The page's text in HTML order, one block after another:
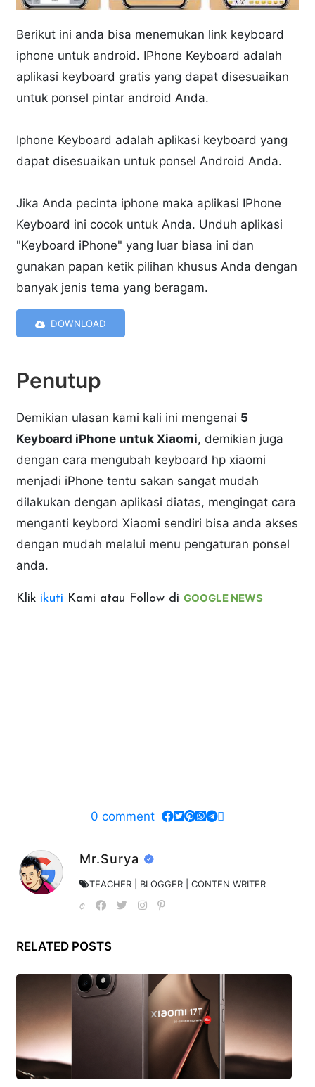
Berikut ini anda bisa menemukan link keyboard
iphone untuk android. IPhone Keyboard adalah
aplikasi keyboard gratis yang dapat disesuaikan
untuk ponsel pintar android Anda.
Iphone Keyboard adalah aplikasi keyboard yang
dapat disesuaikan untuk ponsel Android Anda.
Jika Anda pecinta iphone maka aplikasi IPhone
Keyboard ini cocok untuk Anda. Unduh aplikasi
"Keyboard iPhone" yang luar biasa ini dan
gunakan papan ketik pilihan khusus Anda dengan
banyak jenis tema yang beragam.
DOWNLOAD
Penutup
Demikian ulasan kami kali ini mengenai 5
Keyboard iPhone untuk Xiaomi, demikian juga
dengan cara mengubah keyboard hp xiaomi
menjadi iPhone tentu sakan sangat mudah
dilakukan dengan aplikasi diatas, mengingat cara
menganti keybord Xiaomi sendiri bisa anda akses
dengan mudah melalui menu pengaturan ponsel
anda.
Klik ikuti Kami atau Follow diGOOGLE NEWS
0 comment
Mr.Surya
TEACHER | BLOGGER | CONTEN WRITER
RELATED POSTS